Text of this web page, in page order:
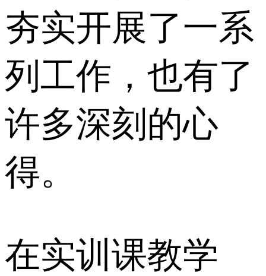
夯实开展了一系
列工作，也有了
许多深刻的心
得。
在实训课教学